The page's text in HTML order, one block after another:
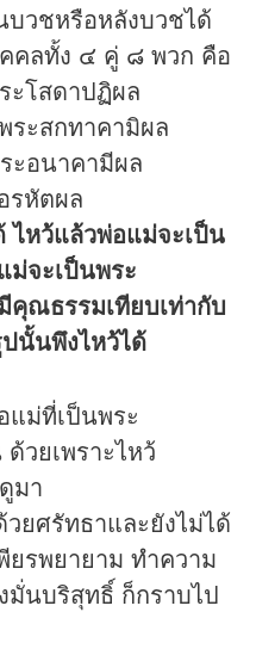
วชหรือหลังบวชได้
คลทั้ง ๔ คู่ ๘ พวก คือ
ะโสดาปฏิผล
ระสกทาคามิผล
ะอนาคามีผล
รหัตผล
ไหว้แล้วพ่อแม่จะเป็น
ม่จะเป็นพระ
ณธรรมเทียบเท่ากับ
นั้นพึงไหว้ได้
แม่ที่เป็นพระ
วยเพราะไหว้
มา
ยศรัทธาและยังไม่ได้
ยรพยายาม ทำความ
มั่นบริสุทธิ์ ก็กราบไป